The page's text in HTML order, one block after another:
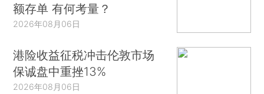
额存单 有何考量？
2026年08月06日
港险收益征税冲击伦敦市场
保诚盘中重挫13%
2026年08月06日